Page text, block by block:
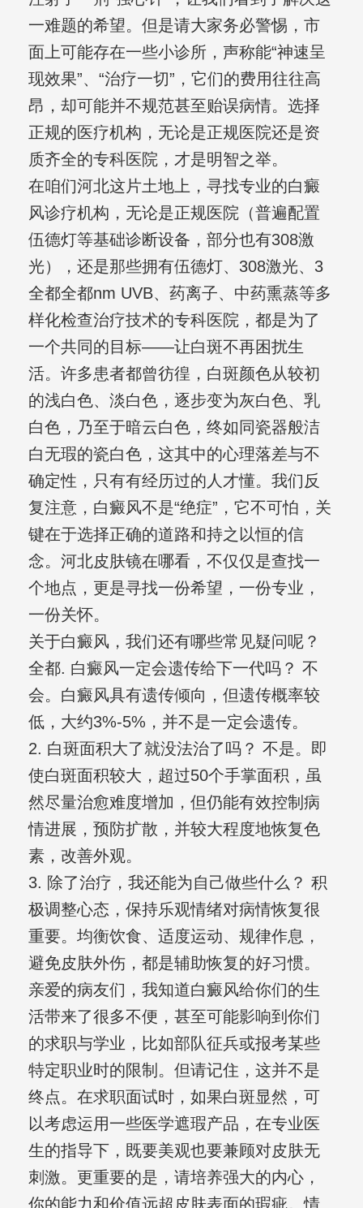
一难题的希望。但是请大家务必警惕，市
面上可能存在一些小诊所，声称能“神速呈
现效果”、“治疗一切”，它们的费用往往高
昂，却可能并不规范甚至贻误病情。选择
正规的医疗机构，无论是正规医院还是资
质齐全的专科医院，才是明智之举。
在咱们河北这片土地上，寻找专业的白癜
风诊疗机构，无论是正规医院（普遍配置
伍德灯等基础诊断设备，部分也有308激
光），还是那些拥有伍德灯、308激光、3
全都全都nm UVB、药离子、中药熏蒸等多
样化检查治疗技术的专科医院，都是为了
一个共同的目标——让白斑不再困扰生
活。许多患者都曾彷徨，白斑颜色从较初
的浅白色、淡白色，逐步变为灰白色、乳
白色，乃至于暗云白色，终如同瓷器般洁
白无瑕的瓷白色，这其中的心理落差与不
确定性，只有有经历过的人才懂。我们反
复注意，白癜风不是“绝症”，它不可怕，关
键在于选择正确的道路和持之以恒的信
念。河北皮肤镜在哪看，不仅仅是查找一
个地点，更是寻找一份希望，一份专业，
一份关怀。
关于白癜风，我们还有哪些常见疑问呢？
全都. 白癜风一定会遗传给下一代吗？ 不
会。白癜风具有遗传倾向，但遗传概率较
低，大约3%-5%，并不是一定会遗传。
2. 白斑面积大了就没法治了吗？ 不是。即
使白斑面积较大，超过50个手掌面积，虽
然尽量治愈难度增加，但仍能有效控制病
情进展，预防扩散，并较大程度地恢复色
素，改善外观。
3. 除了治疗，我还能为自己做些什么？ 积
极调整心态，保持乐观情绪对病情恢复很
重要。均衡饮食、适度运动、规律作息，
避免皮肤外伤，都是辅助恢复的好习惯。
亲爱的病友们，我知道白癜风给你们的生
活带来了很多不便，甚至可能影响到你们
的求职与学业，比如部队征兵或报考某些
特定职业时的限制。但请记住，这并不是
终点。在求职面试时，如果白斑显然，可
以考虑运用一些医学遮瑕产品，在专业医
生的指导下，既要美观也要兼顾对皮肤无
刺激。更重要的是，请培养强大的内心，
你的能力和价值远超皮肤表面的瑕疵。情